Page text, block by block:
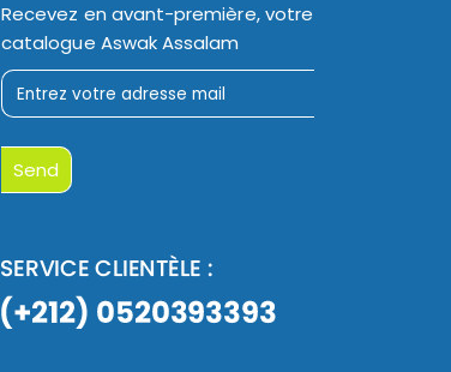
Recevez en avant-première, votre
catalogue Aswak Assalam